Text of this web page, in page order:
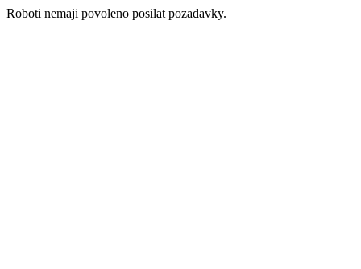
Roboti nemaji povoleno posilat pozadavky.